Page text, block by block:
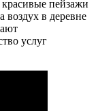
пейзажи
воздух в деревне
услуг